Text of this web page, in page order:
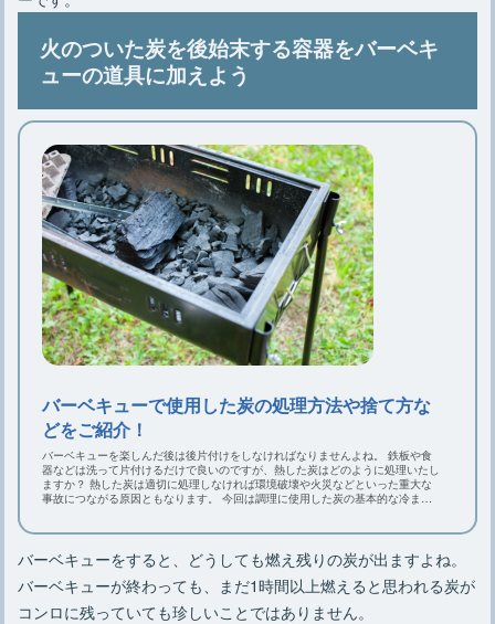
火のついた炭を後始末する容器をバーベキ
ューの道具に加えよう
バーベキューで使用した炭の処理方法や捨て方な
どをご紹介！
バーベキューを楽しんだ後は後片付けをしなければなりませんよね。 鉄板や食
器などは洗って片付けるだけで良いのですが、熱した炭はどのように処理いたし
ますか？ 熱した炭は適切に処理しなければ環境破壊や火災などといった重大な
事故につながる原因ともなります。 今回は調理に使用した炭の基本的な冷まし
バーベキューをすると、どうしても燃え残りの炭が出ますよね。
バーベキューが終わっても、まだ1時間以上燃えると思われる炭が
コンロに残っていても珍しいことではありません。